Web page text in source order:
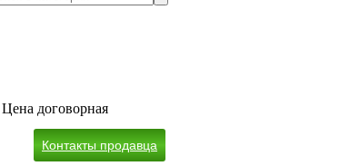
Цена договорная
Контакты продавца